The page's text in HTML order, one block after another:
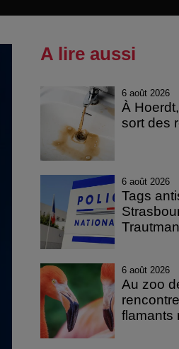
A lire aussi
6 août 2026
À
sort des
6 août 2026
Tags
6 août 2026
Au zoo
flamants